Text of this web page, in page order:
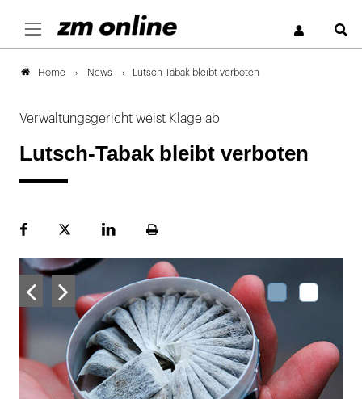
Home News Lutsch-Tabak bleibt verboten
Verwaltungsgericht weist Klage ab
Lutsch-Tabak bleibt verboten
FacebookPlattformLinekdInSeite